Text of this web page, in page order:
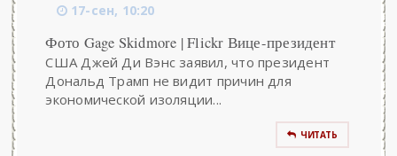
17-сен, 10:20
Фото Gage Skidmore | Flickr Вице-президент
США Джей Ди Вэнс заявил, что президент
Дональд Трамп не видит причин для
экономической изоляции...
ЧИТАТЬ